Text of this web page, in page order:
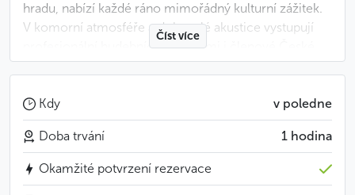
hradu, nabízí každé ráno mimořádný kulturní zážitek.
V komorní atmosféře a dokonalé akustice vystupují
profesionální hudebníci, mezi nimi i členové České
filharmonie, s díly Bacha, Vivaldiho, Mozarta, Smetany
V paláci se nachází také muzeum se stálou expozicí,
která dnes seznamuje návštěvníky se soukromými
sbírkami Lobkowiczů, tedy jednoho z nejstarších
a nejvýznamnějších českých šlechtických rodů.
Číst více
Kdy v poledne
Doba trvání 1 hodina
Okamžité potvrzení rezervace